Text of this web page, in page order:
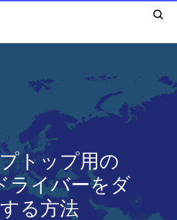
トップ用の
ライバーをダ
る方法